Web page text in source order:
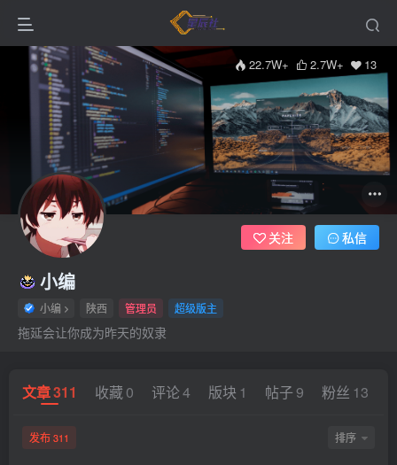
22.7W+ 2.7W+ 13
小编
小编 陕西 管理员 超级版主
拖延会让你成为昨天的奴隶
关注 私信
文章311 收藏 0 评论4 版块 1 帖子9 粉丝 13
发布 311 排序